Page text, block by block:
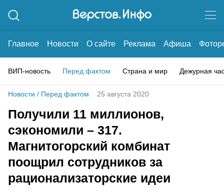
Главное Новости О сайте Реклама Афиша
ВИП-новость Перед фактом Страна и мир Дежурная
Новости / Перед фактом 25 августа 2020
Получили 11 миллионов,
сэкономили – 317.
Магнитогорский комбинат
поощрил сотрудников за
рационализаторские идеи